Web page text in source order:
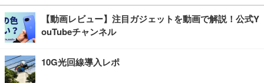
【動画レビュー】注目ガジェットを動画で解説！公式Y
ouTubeチャンネル
10G光回線導入レポ